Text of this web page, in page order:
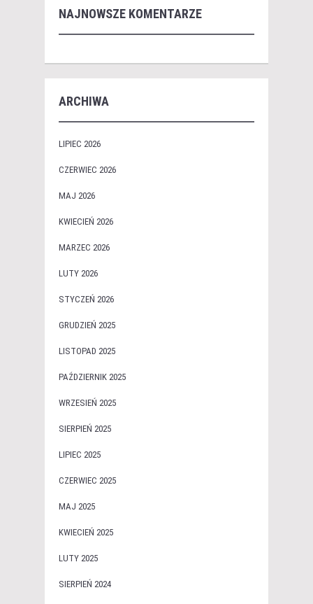
NAJNOWSZE KOMENTARZE
ARCHIWA
LIPIEC 2026
CZERWIEC 2026
MAJ 2026
KWIECIEŃ 2026
MARZEC 2026
LUTY 2026
STYCZEŃ 2026
GRUDZIEŃ 2025
LISTOPAD 2025
PAŹDZIERNIK 2025
WRZESIEŃ 2025
SIERPIEŃ 2025
LIPIEC 2025
CZERWIEC 2025
MAJ 2025
KWIECIEŃ 2025
LUTY 2025
SIERPIEŃ 2024